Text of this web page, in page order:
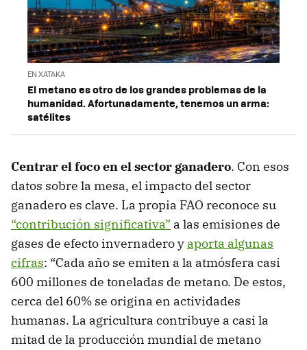
EN XATAKA
El metano es otro de los grandes problemas de la
humanidad. Afortunadamente, tenemos un arma:
satélites
Centrar el foco en el sector ganadero. Con esos
datos sobre la mesa, el impacto del sector
ganadero es clave. La propia FAO reconoce su
“contribución significativa” a las emisiones de
gases de efecto invernadero y aporta algunas
cifras: “Cada año se emiten a la atmósfera casi
600 millones de toneladas de metano. De estos,
cerca del 60% se origina en actividades
humanas. La agricultura contribuye a casi la
mitad de la producción mundial de metano